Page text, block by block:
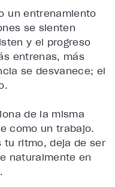
un entrenamiento
se sienten
y el progreso
entrenas, más
se desvanece; el
de la misma
como un trabajo.
tu ritmo, deja de ser
naturalmente en